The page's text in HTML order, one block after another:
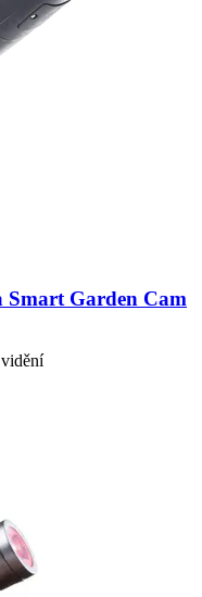
Garden Cam